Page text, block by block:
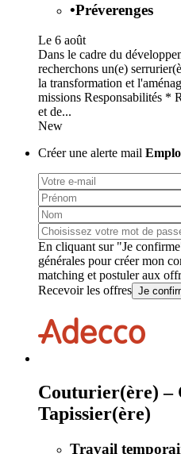
•Préverenges
Le 6 août
Dans le cadre du
recherchons un(e)
la transformation et
missions Responsabilités *
et de...
New
Créer une alerte mail
En cliquant sur "Je
générales pour créer mon
matching et postuler aux
Recevoir les offres Je
Couturier(ère) –
Tapissier(ère)
Travail